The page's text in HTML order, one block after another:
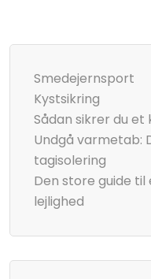
Smedejernsport
Kystsikring
Sådan sikrer du
Undgå varmetab:
tagisolering
Den store guide
lejlighed